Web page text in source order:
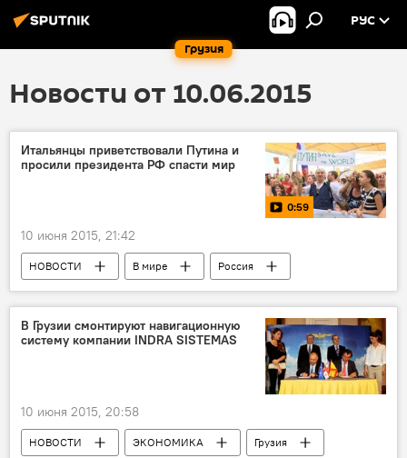
Грузия
РУС
Новости от 10.06.2015
Итальянцы приветствовали Путина и
просили президента РФ спасти мир
0:59
10 июня 2015, 21:42
НОВОСТИ В мире
Россия
Мультимедиа
Видео
В Грузии смонтируют навигационную
систему компании INDRA SISTEMAS
10 июня 2015, 20:58
НОВОСТИ ЭКОНОМИКА Грузия